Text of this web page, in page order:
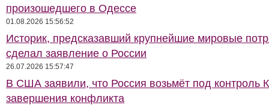
произошедшего в Одессе
01.08.2026 15:56:52
Историк, предсказавший крупнейшие мировые
сделал заявление о России
26.07.2026 15:57:47
В США заявили, что Россия возьмёт под контроль
завершения конфликта